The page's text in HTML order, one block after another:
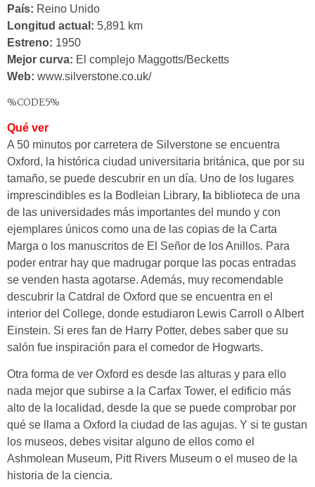
País: Reino Unido
Longitud actual: 5,891 km
Estreno: 1950
Mejor curva: El complejo Maggotts/Becketts
Web: www.silverstone.co.uk/
%CODE5%
Qué ver
A 50 minutos por carretera de Silverstone se encuentra
Oxford, la histórica ciudad universitaria británica, que por su
tamaño, se puede descubrir en un día. Uno de los lugares
imprescindibles es la Bodleian Library, a biblioteca de una
de las universidades más importantes del mundo y con
ejemplares únicos como una de las copias de la Carta
Marga o los manuscritos de El Señor de los Anillos. Para
poder entrar hay que madrugar porque las pocas entradas
se venden hasta agotarse. Además, muy recomendable
descubrir la Catdral de Oxford que se encuentra en el
interior del College, donde estudiaron Lewis Carroll o Albert
Einstein. Si eres fan de Harry Potter, debes saber que su
salón fue inspiración para el comedor de Hogwarts.
Otra forma de ver Oxford es desde las alturas y para ello
nada mejor que subirse a la Carfax Tower, el edificio más
alto de la localidad, desde la que se puede comprobar por
qué se llama a Oxford la ciudad de las agujas. Y si te gustan
los museos, debes visitar alguno de ellos como el
Ashmolean Museum, Pitt Rivers Museum o el museo de la
historia de la ciencia.